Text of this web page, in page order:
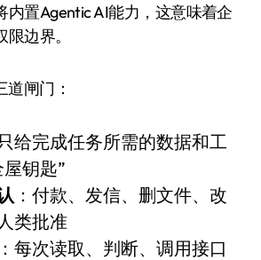
内置Agentic AI能力，这意味着企
边界。
闸门：
给完成任务所需的数据和工
钥匙”
：付款、发信、删文件、改
类批准
每次读取、判断、调用接口